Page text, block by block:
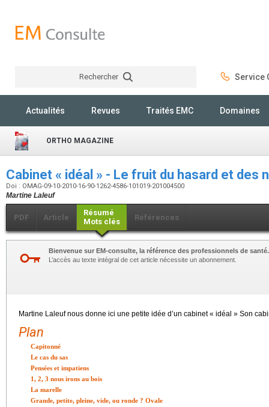
Rechercher Service
Actualités Revues Traités EMC Domaines
ORTHO MAGAZINE
Cabinet « idéal » - Le fruit du hasard et des
Doi : OMAG-09-10-2010-16-90-1262-4586-101019-201004500
Martine Laleuf
PDF Article
Résumé
Mots clés
Références
Bienvenue sur EM-consulte, la référence des professionnels de santé.
L’accès au texte intégral de cet article nécessite un abonnement.
Martine Laleuf nous donne ici une petite idée d’un cabinet « idéal » Son
Plan
Capitonné
Le cas du sas
Pensées et impatiens
1, 2, 3 nous irons au bois
La marelle
Grande, petite, pleine, vide, ou ronde ? Ovale